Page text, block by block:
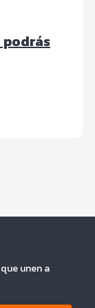
unen a